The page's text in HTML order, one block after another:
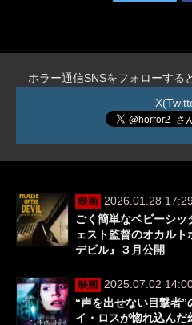
ホラー通信SNSをフォローする
映画
2026.01.28 17:29
ごく簡単なベビーシ
ェスト監督のオカルト
デビル』３月公開
映画
2025.07.02
“声を出せない目撃
イ・ロスが惚れ込んだ